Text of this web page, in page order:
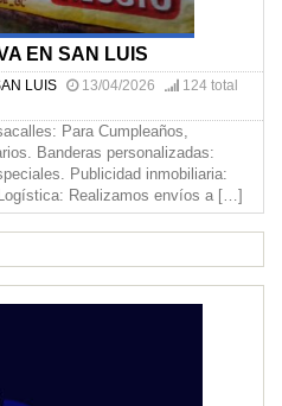
EN SAN LUIS
LUIS 13/04/2026
124 total
Para Cumpleaños,
Banderas personalizadas:
Publicidad inmobiliaria:
Realizamos envíos a […]